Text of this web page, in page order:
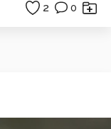
2 0